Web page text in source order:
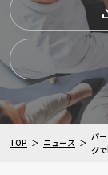
TOP ニュース
パ
グ